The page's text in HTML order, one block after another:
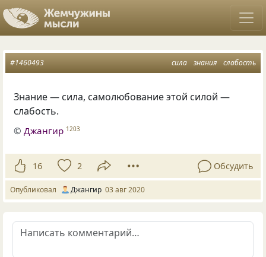
сила знания слабость
#1460493
Знание — сила, самолюбование этой силой —
слабость.
© Джангир 1203
16 2 Обсудить
Опубликовал Джангир 03 авг 2020